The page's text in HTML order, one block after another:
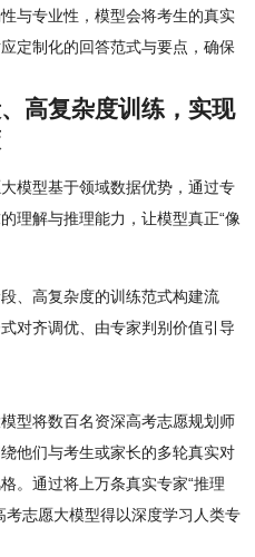
与专业性，模型会将考生的真实
定制化的回答范式与要点，确保
高复杂度训练，实现
模型基于领域数据优势，通过专
理解与推理能力，让模型真正“像
、高复杂度的训练范式构建流
对齐调优、由专家判别价值引导
型将数百名资深高考志愿规划师
他们与考生或家长的多轮真实对
。通过将上万条真实专家“推理
志愿大模型得以深度学习人类专